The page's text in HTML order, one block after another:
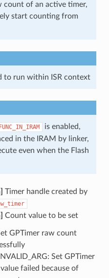
count of an active timer,
start counting from
to run within ISR context
is enabled,
in the IRAM by linker,
even when the Flash
Timer handle created by
Count value to be set
GPTimer raw count
Set GPTimer
failed because of